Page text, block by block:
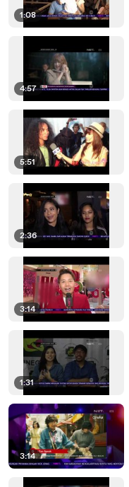
1:08
4:57
5:51
2:36
3:14
1:31
3:14